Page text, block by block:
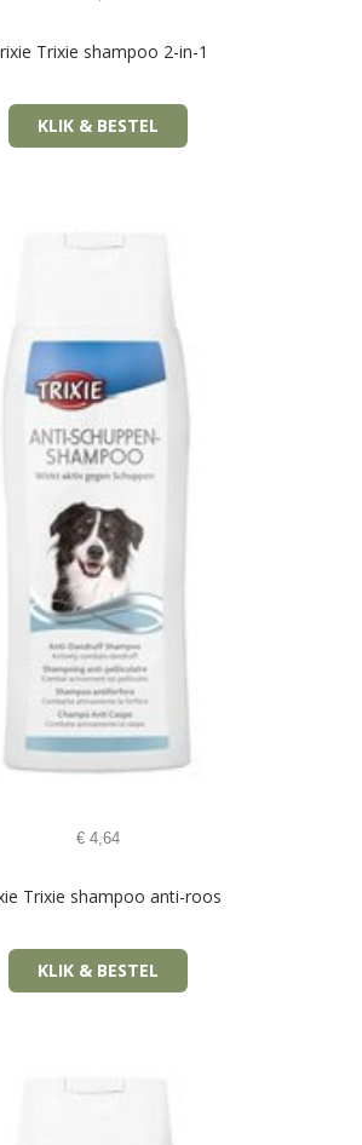
Trixie shampoo 2-in-1
KLIK & BESTEL
€ 4,64
Trixie shampoo anti-roos
KLIK & BESTEL